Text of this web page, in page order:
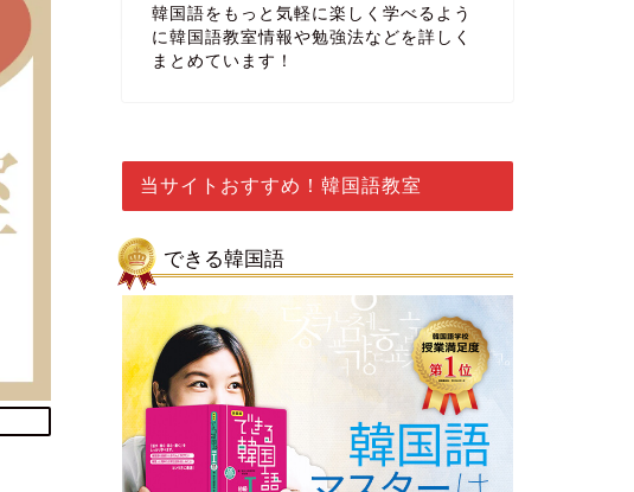
韓国語をもっと気軽に楽しく学べるよう
に韓国語教室情報や勉強法などを詳しく
まとめています！
当サイトおすすめ！韓国語教室
できる韓国語